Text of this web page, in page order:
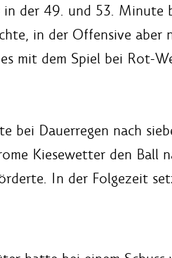
in der 49. und 53. Minute
in der Offensive aber
mit dem Spiel bei Rot-
bei Dauerregen nach
Kiesewetter den Ball
In der Folgezeit